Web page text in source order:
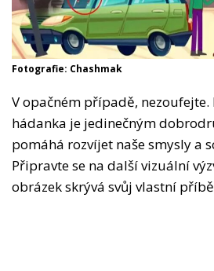
Fotografie: Chashmak
V opačném případě, nezoufejte.
hádanka je jedinečným
pomáhá rozvíjet naše smysly a
Připravte se na další vizuální
obrázek skrývá svůj vlastní